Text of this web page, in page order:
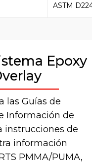
ASTM
Epoxy
las Guías de
Información de
instrucciones de
información
PMMA/PUMA,